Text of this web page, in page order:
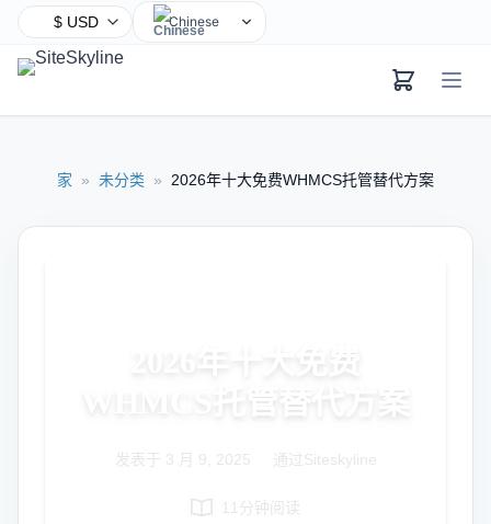
Chinese
French
Turkish
Italian
家 » 未分类 » 2026年十大免费WHMCS托管替代方案
2026年十大免费
WHMCS托管替代方案
发表于 3 月 9, 2025 通过Siteskyline
11分钟阅读